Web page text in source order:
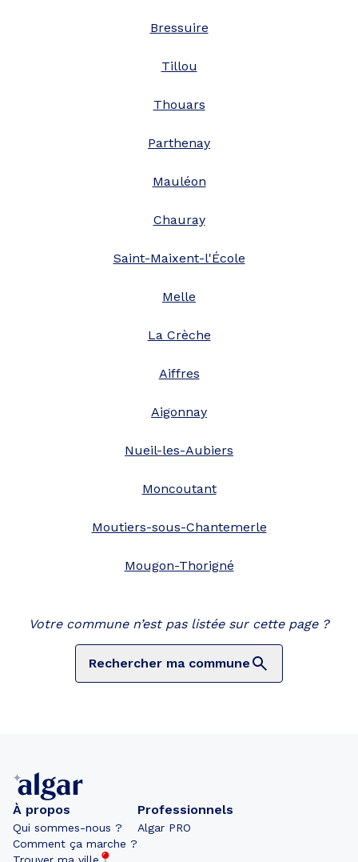
Bressuire
Tillou
Thouars
Parthenay
Mauléon
Chauray
Saint-Maixent-l'École
Melle
La Crèche
Aiffres
Aigonnay
Nueil-les-Aubiers
Moncoutant
Moutiers-sous-Chantemerle
Mougon-Thorigné
Votre commune n’est pas listée sur cette page ?
Rechercher ma commune
À propos
Qui sommes-nous ?
Comment ça marche ?
Professionnels
Algar PRO